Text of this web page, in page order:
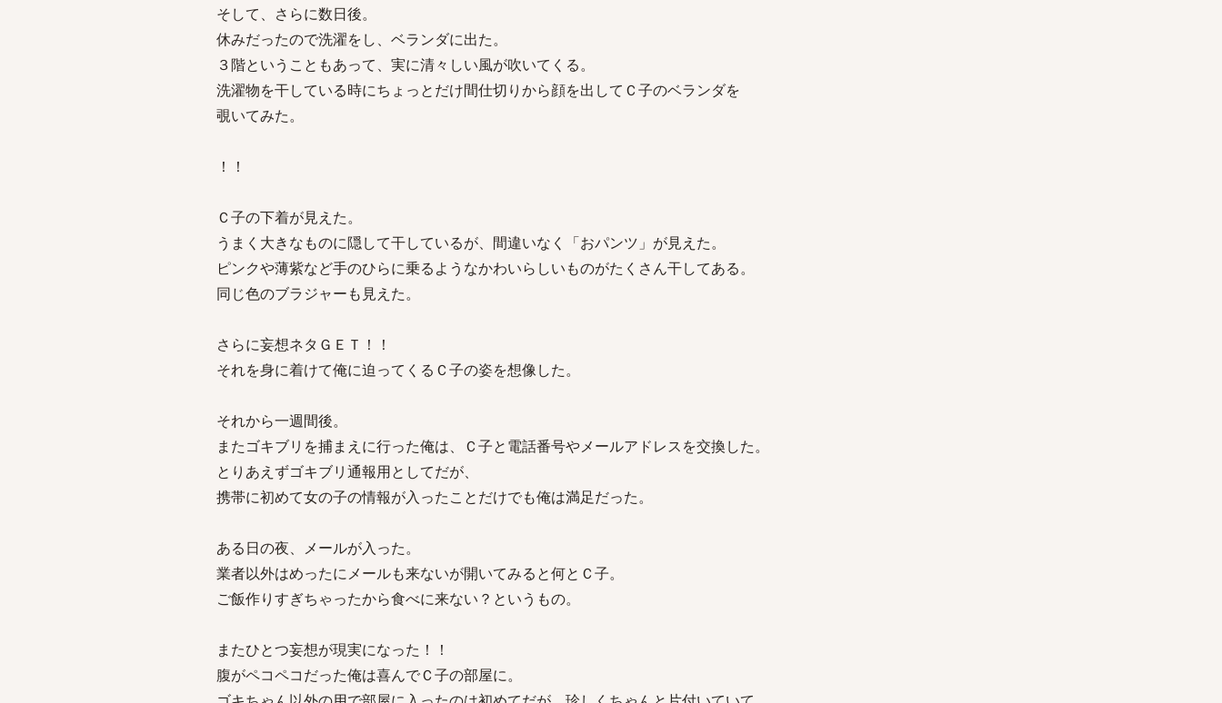
そして、さらに数日後。
休みだったので洗濯をし、ベランダに出た。
３階ということもあって、実に清々しい風が吹いてくる。
洗濯物を干している時にちょっとだけ間仕切りから顔を出してＣ子のベランダを
覗いてみた。
！！
Ｃ子の下着が見えた。
うまく大きなものに隠して干しているが、間違いなく「おパンツ」が見えた。
ピンクや薄紫など手のひらに乗るようなかわいらしいものがたくさん干してある。
同じ色のブラジャーも見えた。
さらに妄想ネタＧＥＴ！！
それを身に着けて俺に迫ってくるＣ子の姿を想像した。
それから一週間後。
またゴキブリを捕まえに行った俺は、Ｃ子と電話番号やメールアドレスを交換した。
とりあえずゴキブリ通報用としてだが、
携帯に初めて女の子の情報が入ったことだけでも俺は満足だった。
ある日の夜、メールが入った。
業者以外はめったにメールも来ないが開いてみると何とＣ子。
ご飯作りすぎちゃったから食べに来ない？というもの。
またひとつ妄想が現実になった！！
腹がペコペコだった俺は喜んでＣ子の部屋に。